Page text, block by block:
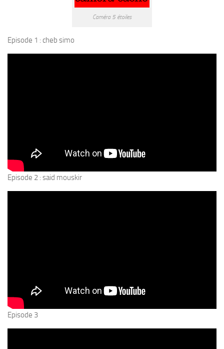
Caméra 5 étoiles
Episode 1 : cheb simo
Episode 2 : said mouskir
Episode 3